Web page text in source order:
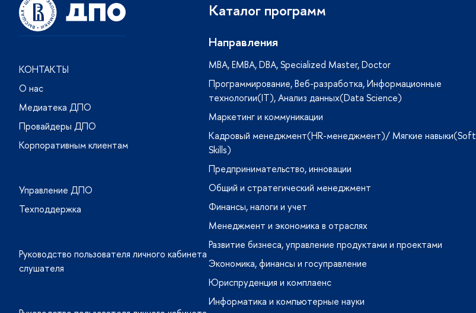
КОНТАКТЫ
О нас
Медиатека ДПО
Провайдеры ДПО
Корпоративным клиентам
Управление ДПО
Техподдержка
Руководство пользователя личного кабинета
слушателя
Каталог программ
Направления
MBA, ЕMBA, DBA, Specialized Master, Doctor
Программирование, Веб-разработка, Информационные
технологии(IT), Анализ данных(Data Science)
Маркетинг и коммуникации
Кадровый менеджмент(HR-менеджмент)/ Мягкие навыки(Soft
Skills)
Предпринимательство, инновации
Общий и стратегический менеджмент
Финансы, налоги и учет
Менеджмент и экономика в отраслях
Развитие бизнеса, управление продуктами и проектами
Экономика, финансы и госуправление
Юриспруденция и комплаенс
Информатика и компьютерные науки